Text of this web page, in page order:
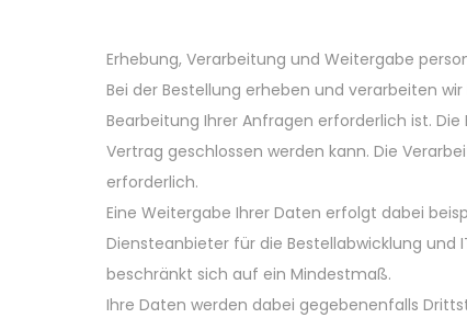
Erhebung, Verarbeitung und Weitergabe
Bei der Bestellung erheben und verarbeiten
Bearbeitung Ihrer Anfragen erforderlich ist.
Vertrag geschlossen werden kann. Die
erforderlich.
Eine Weitergabe Ihrer Daten erfolgt dabei
Diensteanbieter für die Bestellabwicklung
beschränkt sich auf ein Mindestmaß.
Ihre Daten werden dabei gegebenenfalls